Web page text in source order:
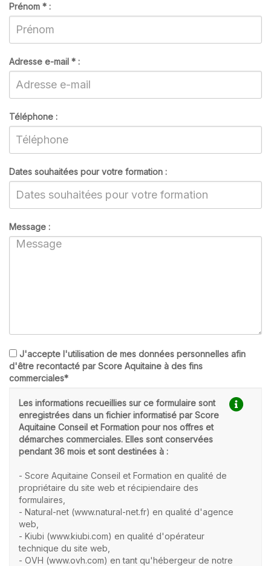
Prénom * :
Adresse e-mail * :
Téléphone :
Dates souhaitées pour votre formation :
Message :
J'accepte l'utilisation de mes données personnelles afin
d'être recontacté par Score Aquitaine à des fins
commerciales*
Les informations recueillies sur ce formulaire sont
enregistrées dans un fichier informatisé par Score
Aquitaine Conseil et Formation pour nos offres et
démarches commerciales. Elles sont conservées
pendant 36 mois et sont destinées à :
- Score Aquitaine Conseil et Formation en qualité de
propriétaire du site web et récipiendaire des
formulaires,
- Natural-net (www.natural-net.fr) en qualité d'agence
web,
- Kiubi (www.kiubi.com) en qualité d'opérateur
technique du site web,
- OVH (www.ovh.com) en tant qu'hébergeur de notre